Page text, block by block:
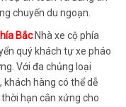
chuyến du ngoạn.
Bắc Nhà xe cộ phía
quý khách tự xe pháo
Với đa chủng loại
khách hàng có thể dễ
hạn cân xứng cho